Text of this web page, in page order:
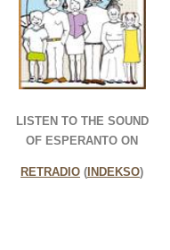
LISTEN TO THE SOUND
OF ESPERANTO ON
RETRADIO ( INDEKSO)